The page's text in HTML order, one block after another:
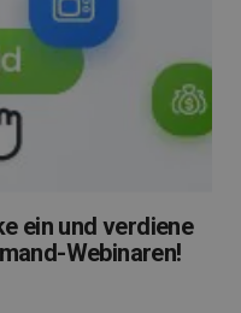
ein und verdiene
Webinaren!